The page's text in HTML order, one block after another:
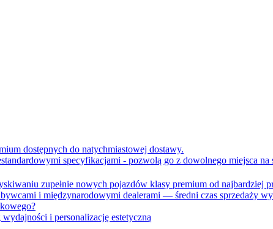
dostępnych do natychmiastowej dostawy.
specyfikacjami - pozwolą go z dowolnego miejsca na
zupełnie nowych pojazdów klasy premium od najbardziej
i międzynarodowymi dealerami — średni czas sprzedaży
i personalizację estetyczną